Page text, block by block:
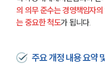
의 의무 준수는 경영책임자
는 중요한 척도가 됩니다.
주요 개정 내용 요약